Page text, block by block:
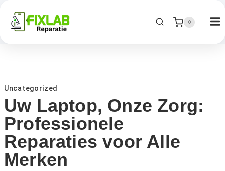
0
Uncategorized
Uw Laptop, Onze Zorg:
Professionele
Reparaties voor Alle
Merken